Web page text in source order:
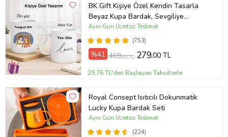
BK Gift Kişiye Özel Kendin Tasarla
Beyaz Kupa Bardak, Sevgiliye
Hediye, Arkadaşa Hediye, Doğum
Günü Hediyesi(753)
Aynı Gün Ücretsiz Teslimat
%41 469,00 TL 279,00 TL
29,76 TL'den Başlayan Taksitlerle
Royal Consept Isıtıcılı Dokunmatik
Lucky Kupa Bardak Seti
(224)
Aynı Gün Ücretsiz Teslimat